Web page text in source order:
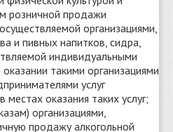
розничной продажи
организациями,
и пивных напитков, сидра,
индивидуальными
такими организациями
услуг
оказания таких услуг;
организациями,
продажу алкогольной